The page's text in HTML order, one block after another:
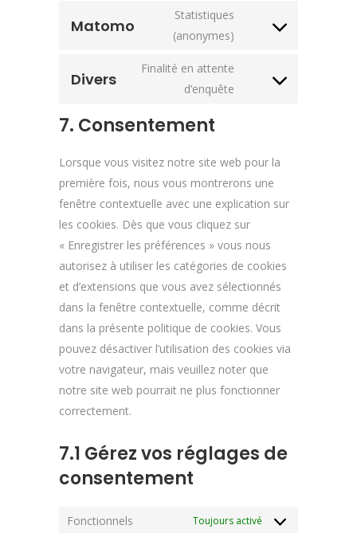
google-
service
Matomo
Statistiques
(anonymes)
Consent
service
Divers
Finalité en attente
d’enquête
Consent
7. Consentement
Lorsque vous visitez notre site web pour la
première fois, nous vous montrerons une
fenêtre contextuelle avec une explication sur
les cookies. Dès que vous cliquez sur
« Enregistrer les préférences » vous nous
autorisez à utiliser les catégories de cookies
et d’extensions que vous avez sélectionnés
dans la fenêtre contextuelle, comme décrit
dans la présente politique de cookies. Vous
pouvez désactiver l’utilisation des cookies via
votre navigateur, mais veuillez noter que
notre site web pourrait ne plus fonctionner
correctement.
7.1 Gérez vos réglages de
consentement
Fonctionnels Toujours activé